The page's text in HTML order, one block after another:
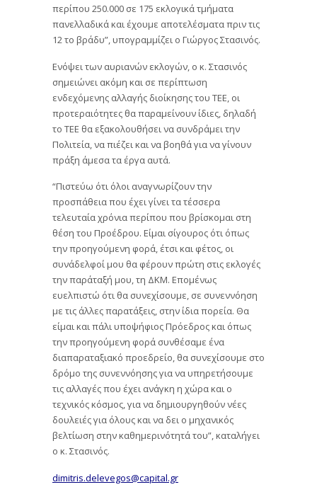
περίπου 250.000 σε 175 εκλογικά τμήματα
πανελλαδικά και έχουμε αποτελέσματα πριν τις
12 το βράδυ”, υπογραμμίζει ο Γιώργος Στασινός.
Ενόψει των αυριανών εκλογών, ο κ. Στασινός
σημειώνει ακόμη και σε περίπτωση
ενδεχόμενης αλλαγής διοίκησης του ΤΕΕ, οι
προτεραιότητες θα παραμείνουν ίδιες, δηλαδή
το ΤΕΕ θα εξακολουθήσει να συνδράμει την
Πολιτεία, να πιέζει και να βοηθά για να γίνουν
πράξη άμεσα τα έργα αυτά.
“Πιστεύω ότι όλοι αναγνωρίζουν την
προσπάθεια που έχει γίνει τα τέσσερα
τελευταία χρόνια περίπου που βρίσκομαι στη
θέση του Προέδρου. Είμαι σίγουρος ότι όπως
την προηγούμενη φορά, έτσι και φέτος, οι
συνάδελφοί μου θα φέρουν πρώτη στις εκλογές
την παράταξή μου, τη ΔΚΜ. Επομένως
ευελπιστώ ότι θα συνεχίσουμε, σε συνεννόηση
με τις άλλες παρατάξεις, στην ίδια πορεία. Θα
είμαι και πάλι υποψήφιος Πρόεδρος και όπως
την προηγούμενη φορά συνθέσαμε ένα
διαπαραταξιακό προεδρείο, θα συνεχίσουμε στο
δρόμο της συνεννόησης για να υπηρετήσουμε
τις αλλαγές που έχει ανάγκη η χώρα και ο
τεχνικός κόσμος, για να δημιουργηθούν νέες
δουλειές για όλους και να δει ο μηχανικός
βελτίωση στην καθημερινότητά του”, καταλήγει
ο κ. Στασινός.
dimitris.delevegos@capital.gr